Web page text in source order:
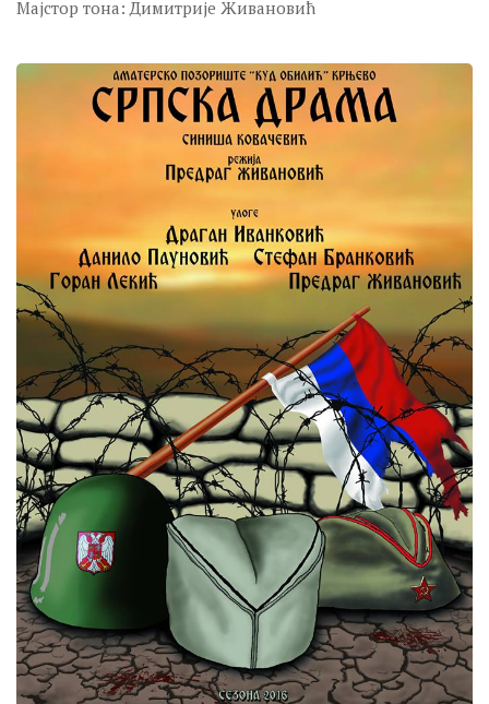
Мајстор тона: Димитрије Живановић